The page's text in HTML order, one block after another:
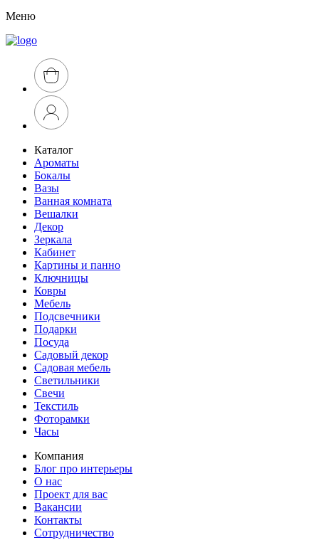
Меню
Каталог
Ароматы
Бокалы
Вазы
Ванная комната
Вешалки
Декор
Зеркала
Кабинет
Картины и панно
Ключницы
Ковры
Мебель
Подсвечники
Подарки
Посуда
Садовый декор
Садовая мебель
Светильники
Свечи
Текстиль
Фоторамки
Часы
Компания
Блог про интерьеры
О нас
Проект для вас
Вакансии
Контакты
Сотрудничество